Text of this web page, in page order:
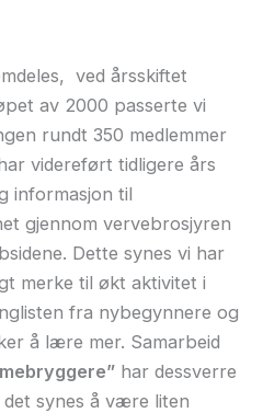
ved årsskiftet
av 2000 passerte vi
rundt 350 medlemmer
videreført tidligere års
informasjon til
gjennom vervebrosjyren
Dette synes vi har
merke til økt aktivitet i
fra nybegynnere og
å lære mer. Samarbeid
har dessverre
synes å være liten